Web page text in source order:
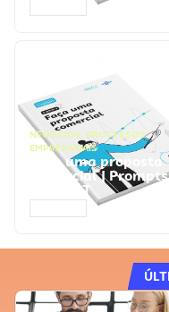
NEGÓCIOS, PROCESSOS
EMPRESARIAIS
Faça uma proposta
comercial | Prompts
ChatGPT